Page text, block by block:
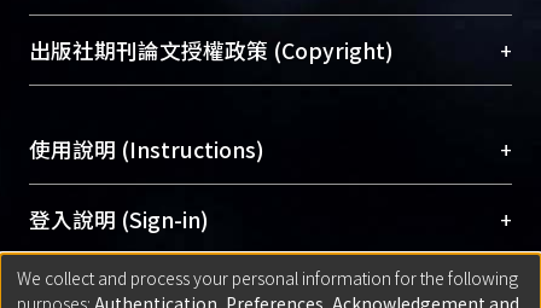
To permanently archive and promote researcher
profiles and scholarly works, Library integrates the
services of “NTU Repository” with “Academic
開放取用是從使用者角度提升資訊取用性的社會運
動，應用在學術研究上是透過將研究著作公開供使
用逐年攀升。同時可加速研究發展、提升研究影響
Archive）平台。 （點選深入了解OA）
出版社期刊論文授權政策 (Copyright) +
含部分內容的版權非匯入者所有，或由第三方贊
助與合作完成，請確認該版權所有者及第三方同
意提供此授權。
Please represent that the submission is your
original work, and that you have the right to
使用說明 (Instructions) +
網站簡介(Quickstart Guide)
使用手冊(Instruction Manual)
線上預約服務(Booking Service)
登入說明 (Sign-in) +
方案一：臺灣大學計算機中心帳號登入
匯入著作 (Submission) +
We collect and process your personal information for the following
purposes: Authentication, Preferences, Acknowledgement and